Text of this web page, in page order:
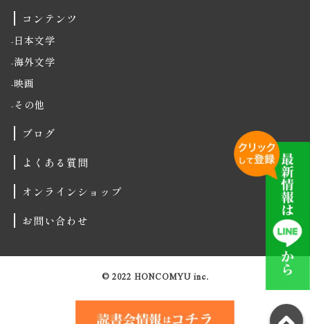
コンテンツ
日本文学
海外文学
映画
その他
ブログ
よくある質問
オンラインショップ
お問い合わせ
© 2022 HONCOMYU inc.